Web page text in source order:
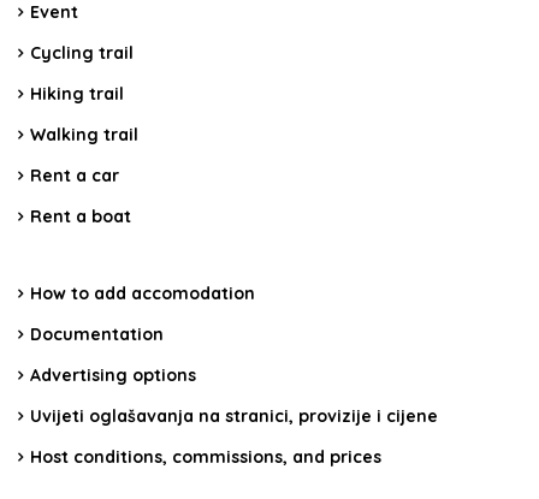
Event
Cycling trail
Hiking trail
Walking trail
Rent a car
Rent a boat
How to add accomodation
Documentation
Advertising options
Uvijeti oglašavanja na stranici, provizije i cijene
Host conditions, commissions, and prices